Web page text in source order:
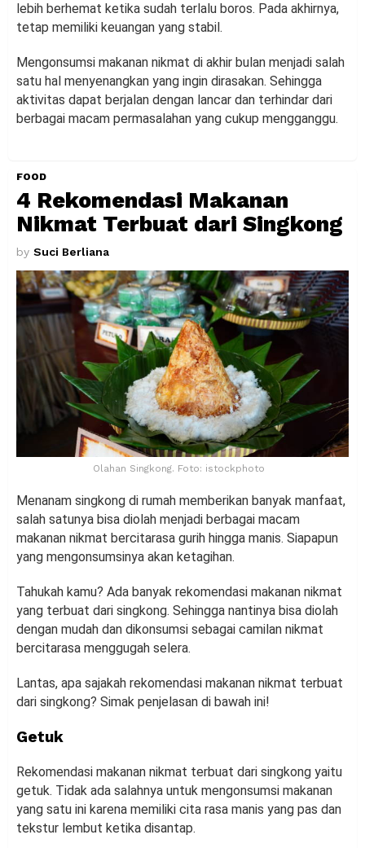
lebih berhemat ketika sudah terlalu boros. Pada akhirnya,
tetap memiliki keuangan yang stabil.
Mengonsumsi makanan nikmat di akhir bulan menjadi salah
satu hal menyenangkan yang ingin dirasakan. Sehingga
aktivitas dapat berjalan dengan lancar dan terhindar dari
berbagai macam permasalahan yang cukup mengganggu.
FOOD
4 Rekomendasi Makanan
Nikmat Terbuat dari Singkong
by Suci Berliana
Olahan Singkong. Foto: istockphoto
Menanam singkong di rumah memberikan banyak manfaat,
salah satunya bisa diolah menjadi berbagai macam
makanan nikmat bercitarasa gurih hingga manis. Siapapun
yang mengonsumsinya akan ketagihan.
Tahukah kamu? Ada banyak rekomendasi makanan nikmat
yang terbuat dari singkong. Sehingga nantinya bisa diolah
dengan mudah dan dikonsumsi sebagai camilan nikmat
bercitarasa menggugah selera.
Lantas, apa sajakah rekomendasi makanan nikmat terbuat
dari singkong? Simak penjelasan di bawah ini!
Getuk
Rekomendasi makanan nikmat terbuat dari singkong yaitu
getuk. Tidak ada salahnya untuk mengonsumsi makanan
yang satu ini karena memiliki cita rasa manis yang pas dan
tekstur lembut ketika disantap.